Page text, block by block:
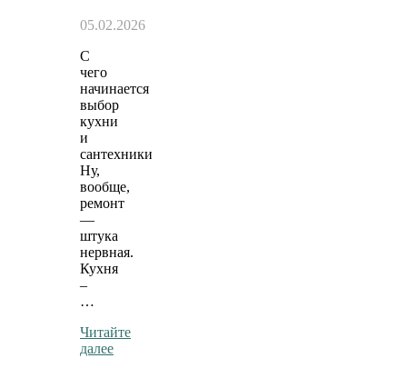
05.02.2026
С
чего
начинается
выбор
кухни
и
сантехники
Ну,
вообще,
ремонт
—
штука
нервная.
Кухня
–
…
Читайте
далее